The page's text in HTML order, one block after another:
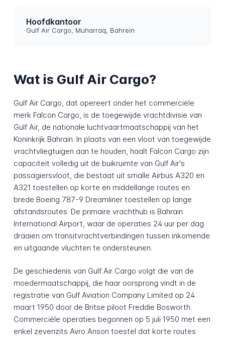
Hoofdkantoor
Gulf Air Cargo, Muharraq, Bahrein
Wat is Gulf Air Cargo?
Gulf Air Cargo, dat opereert onder het commerciële
merk Falcon Cargo, is de toegewijde vrachtdivisie van
Gulf Air, de nationale luchtvaartmaatschappij van het
Koninkrijk Bahrain. In plaats van een vloot van toegewijde
vrachtvliegtuigen aan te houden, haalt Falcon Cargo zijn
capaciteit volledig uit de buikruimte van Gulf Air's
passagiersvloot, die bestaat uit smalle Airbus A320 en
A321 toestellen op korte en middellange routes en
brede Boeing 787-9 Dreamliner toestellen op lange
afstandsroutes. De primaire vrachthub is Bahrain
International Airport, waar de operaties 24 uur per dag
draaien om transitvrachtverbindingen tussen inkomende
en uitgaande vluchten te ondersteunen.
De geschiedenis van Gulf Air Cargo volgt die van de
moedermaatschappij, die haar oorsprong vindt in de
registratie van Gulf Aviation Company Limited op 24
maart 1950 door de Britse piloot Freddie Bosworth.
Commerciële operaties begonnen op 5 juli 1950 met een
enkel zevenzits Avro Anson toestel dat korte routes